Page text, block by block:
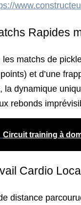
Rapides
matchs de
points) et d’une
la dynamique
rebonds
Circuit training à
Cardio
distance